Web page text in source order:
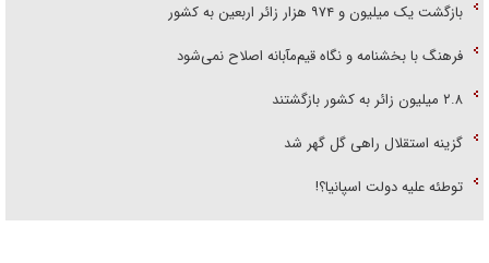
بازگشت یک میلیون و ۹۷۴ هزار زائر اربعین به کشور
فرهنگ با بخشنامه و نگاه قیم‌مآبانه اصلاح نمی‌شود
۲.۸ میلیون زائر به کشور بازگشتند
گزینه استقلال راهی گل گهر شد
توطئه علیه دولت اسپانیا؟!